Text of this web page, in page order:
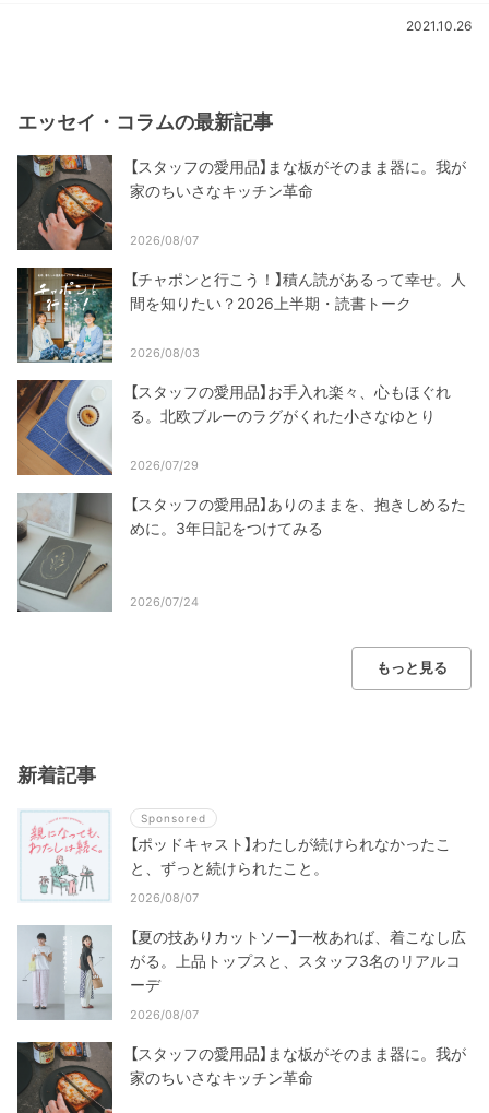
2021.10.26
エッセイ・コラムの最新記事
【スタッフの愛用品】まな板がそのまま器に。我が
家のちいさなキッチン革命
2026/08/07
【チャポンと行こう！】積ん読があるって幸せ。人
間を知りたい？2026上半期・読書トーク
2026/08/03
【スタッフの愛用品】お手入れ楽々、心もほぐれ
る。北欧ブルーのラグがくれた小さなゆとり
2026/07/29
【スタッフの愛用品】ありのままを、抱きしめるた
めに。3年日記をつけてみる
2026/07/24
もっと見る
新着記事
Sponsored
【ポッドキャスト】わたしが続けられなかったこ
と、ずっと続けられたこと。
2026/08/07
【夏の技ありカットソー】一枚あれば、着こなし広
がる。上品トップスと、スタッフ3名のリアルコ
ーデ
2026/08/07
【スタッフの愛用品】まな板がそのまま器に。我が
家のちいさなキッチン革命